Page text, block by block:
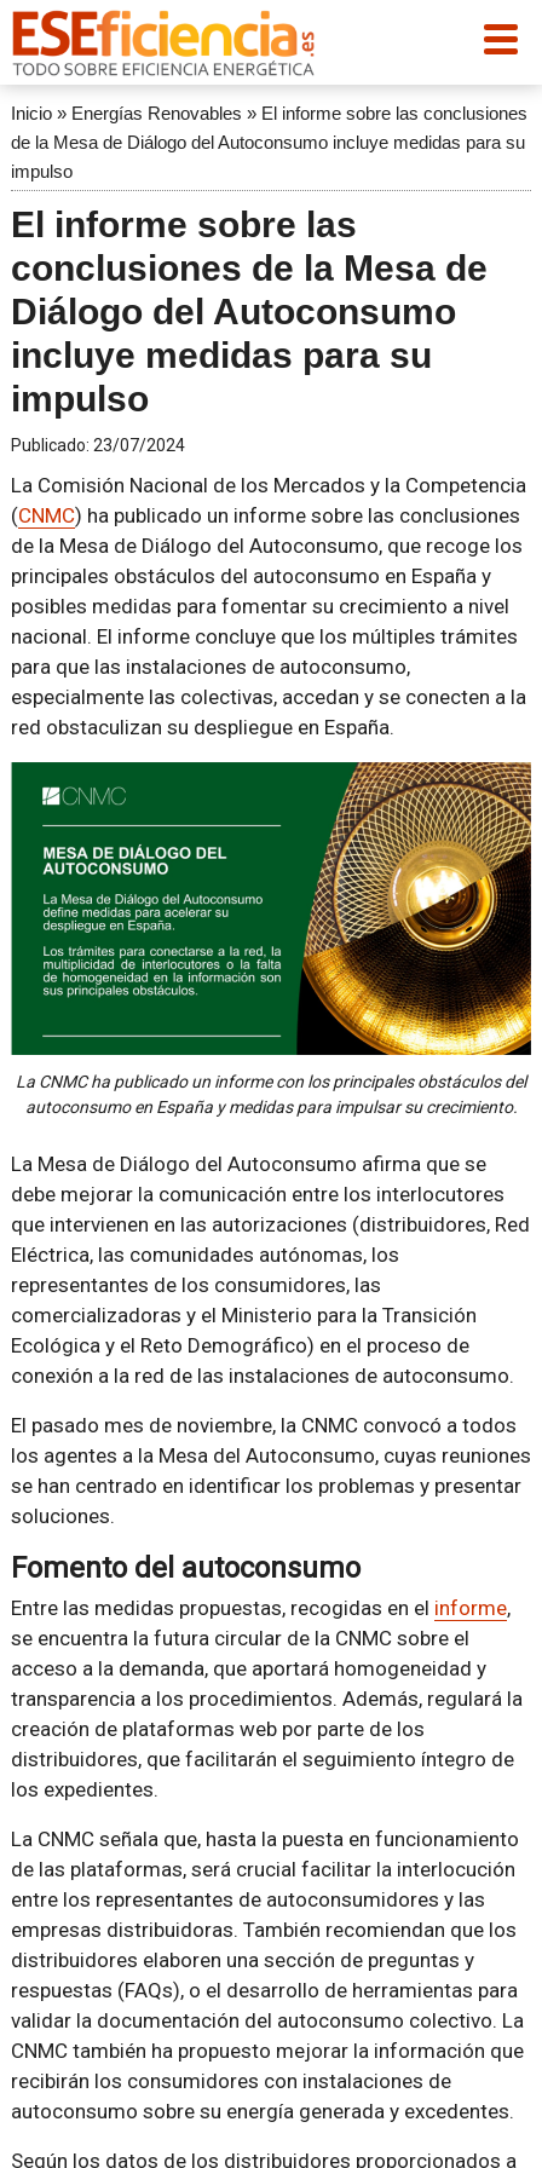
Inicio» Energías Renovables » El informe sobre las conclusiones
de la Mesa de Diálogo del Autoconsumo incluye medidas para su
impulso
El informe sobre las
conclusiones de la Mesa de
Diálogo del Autoconsumo
incluye medidas para su
impulso
Publicado: 23/07/2024
La Comisión Nacional de los Mercados y la Competencia
(CNMC) ha publicado un informe sobre las conclusiones
de la Mesa de Diálogo del Autoconsumo, que recoge los
principales obstáculos del autoconsumo en España y
posibles medidas para fomentar su crecimiento a nivel
nacional. El informe concluye que los múltiples trámites
para que las instalaciones de autoconsumo,
especialmente las colectivas, accedan y se conecten a la
red obstaculizan su despliegue en España.
La CNMC ha publicado un informe con los principales obstáculos del
autoconsumo en España y medidas para impulsar su crecimiento.
La Mesa de Diálogo del Autoconsumo afirma que se
debe mejorar la comunicación entre los interlocutores
que intervienen en las autorizaciones (distribuidores, Red
Eléctrica, las comunidades autónomas, los
representantes de los consumidores, las
comercializadoras y el Ministerio para la Transición
Ecológica y el Reto Demográfico) en el proceso de
conexión a la red de las instalaciones de autoconsumo.
El pasado mes de noviembre, la CNMC convocó a todos
los agentes a la Mesa del Autoconsumo, cuyas reuniones
se han centrado en identificar los problemas y presentar
soluciones.
Fomento del autoconsumo
Entre las medidas propuestas, recogidas en el informe,
se encuentra la futura circular de la CNMC sobre el
acceso a la demanda, que aportará homogeneidad y
transparencia a los procedimientos. Además, regulará la
creación de plataformas web por parte de los
distribuidores, que facilitarán el seguimiento íntegro de
los expedientes.
La CNMC señala que, hasta la puesta en funcionamiento
de las plataformas, será crucial facilitar la interlocución
entre los representantes de autoconsumidores y las
empresas distribuidoras. También recomiendan que los
distribuidores elaboren una sección de preguntas y
respuestas (FAQs), o el desarrollo de herramientas para
validar la documentación del autoconsumo colectivo. La
CNMC también ha propuesto mejorar la información que
recibirán los consumidores con instalaciones de
autoconsumo sobre su energía generada y excedentes.
Según los datos de los distribuidores proporcionados a